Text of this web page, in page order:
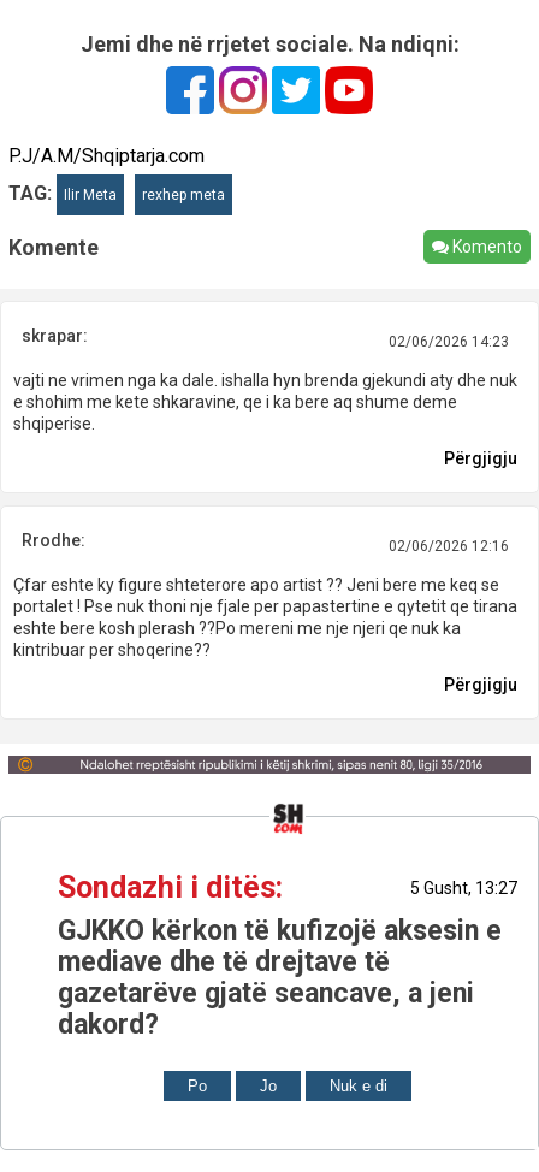
Jemi dhe në rrjetet sociale. Na ndiqni:
P.J/A.M/Shqiptarja.com
TAG:
Ilir Meta rexhep meta
Komente Komento
skrapar: 02/06/2026 14:23
vajti ne vrimen nga ka dale. ishalla hyn brenda gjekundi aty dhe nuk
e shohim me kete shkaravine, qe i ka bere aq shume deme
shqiperise.
Përgjigju
Rrodhe: 02/06/2026 12:16
Çfar eshte ky figure shteterore apo artist ?? Jeni bere me keq se
portalet ! Pse nuk thoni nje fjale per papastertine e qytetit qe tirana
eshte bere kosh plerash ??Po mereni me nje njeri qe nuk ka
kintribuar per shoqerine??
Përgjigju
Sondazhi i ditës: 5 Gusht, 13:27
GJKKO kërkon të kufizojë aksesin e
mediave dhe të drejtave të
gazetarëve gjatë seancave, a jeni
dakord?
Po Jo Nuk e di